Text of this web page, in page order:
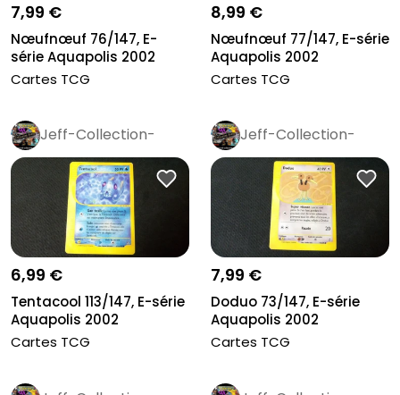
7,99 €
Nœufnœuf 76/147, E-
série Aquapolis 2002
Cartes TCG
8,99 €
Nœufnœuf 77/147, E-série
Aquapolis 2002
Cartes TCG
Jeff-Collection-
Rétro Pro
6,99 €
Tentacool 113/147, E-série
Aquapolis 2002
Cartes TCG
Jeff-Collection-
Rétro Pro
7,99 €
Doduo 73/147, E-série
Aquapolis 2002
Cartes TCG